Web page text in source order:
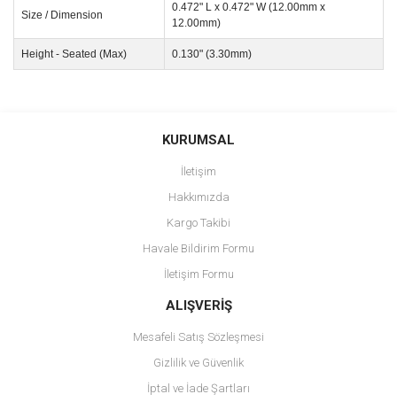
Size / Dimension
0.472" L x 0.472" W (12.00mm x
12.00mm)
Height - Seated (Max) 0.130" (3.30mm)
Bu ürüne ilk yorumu siz yapın!
Ürün resmi kalitesiz, bozuk veya görüntülenemiyor.
Ürün açıklamasında eksik bilgiler bulunuyor.
Ürün bilgilerinde hatalar bulunuyor.
Ürün fiyatı diğer sitelerden daha pahalı.
Bu ürüne benzer farklı alternatifler olmalı.
KURUMSAL
İletişim
Hakkımızda
Kargo Takibi
Havale Bildirim Formu
İletişim Formu
ALIŞVERİŞ
Mesafeli Satış Sözleşmesi
Gizlilik ve Güvenlik
İptal ve İade Şartları